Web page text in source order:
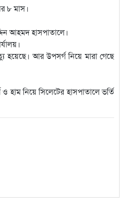
৮ মাস।
আহমদ হাসপাতালে।
হয়েছে। আর উপসর্গ নিয়ে মারা গেছে
নিয়ে সিলেটের হাসপাতালে ভর্তি